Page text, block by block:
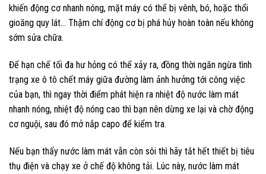
khiến động cơ nhanh nóng, mặt máy có thể bị vênh, bó, hoặc thổi
gioăng quy lát… Thậm chí động cơ bị phá hủy hoàn toàn nếu không
sớm sửa chữa.
Để hạn chế tối đa hư hỏng có thể xảy ra, đồng thời ngăn ngừa tình
trạng xe ô tô chết máy giữa đường làm ảnh hưởng tới công việc
của bạn, thì ngay thời điểm phát hiện ra nhiệt độ nước làm mát
nhanh nóng, nhiệt độ nóng cao thì bạn nên dừng xe lại và chờ động
cơ nguội, sau đó mở nắp capo để kiểm tra.
Nếu bạn thấy nước làm mát vẫn còn sôi thì hãy tắt hết thiết bị tiêu
thụ điện và chạy xe ở chế độ không tải. Lúc này, nước làm mát